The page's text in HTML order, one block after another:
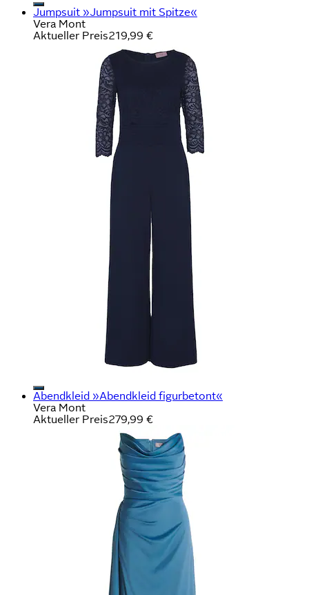
Jumpsuit »Jumpsuit mit Spitze«
Vera Mont
Aktueller Preis219,99 €
Abendkleid »Abendkleid figurbetont«
Vera Mont
Aktueller Preis279,99 €